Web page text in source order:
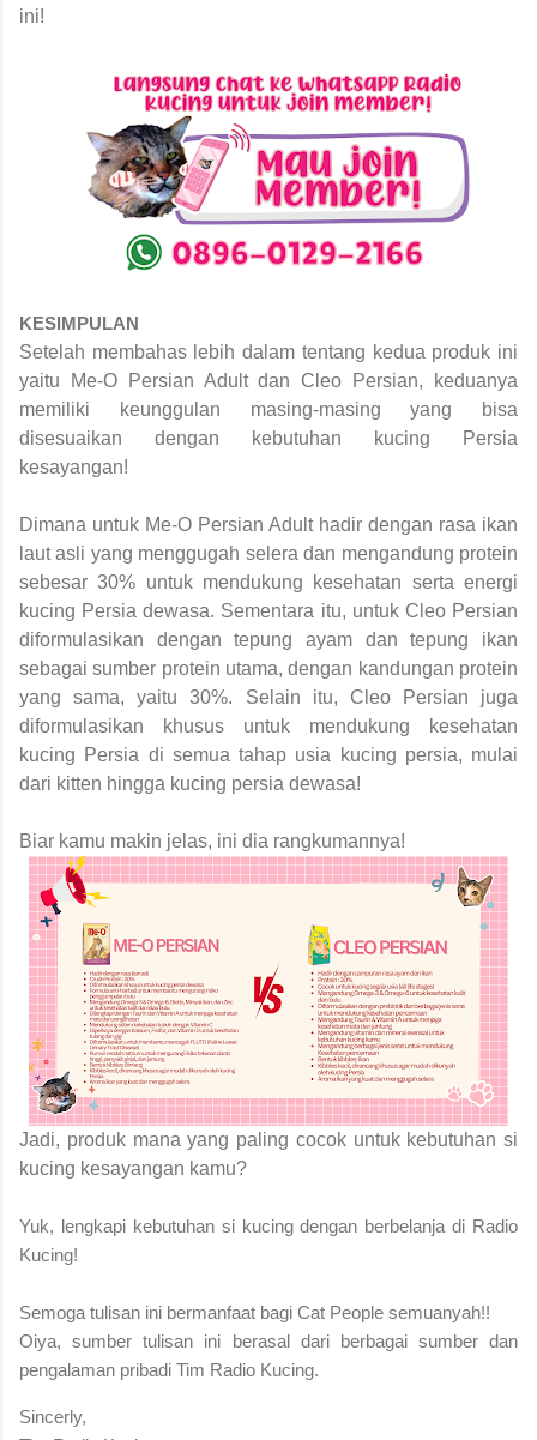
ini!
KESIMPULAN
Setelah membahas lebih dalam tentang kedua produk ini
yaitu Me-O Persian Adult dan Cleo Persian, keduanya
memiliki keunggulan masing-masing yang bisa
disesuaikan dengan kebutuhan kucing Persia
kesayangan!
Dimana untuk Me-O Persian Adult hadir dengan rasa ikan
laut asli yang menggugah selera dan mengandung protein
sebesar 30% untuk mendukung kesehatan serta energi
kucing Persia dewasa. Sementara itu, untuk Cleo Persian
diformulasikan dengan tepung ayam dan tepung ikan
sebagai sumber protein utama, dengan kandungan protein
yang sama, yaitu 30%. Selain itu, Cleo Persian juga
diformulasikan khusus untuk mendukung kesehatan
kucing Persia di semua tahap usia kucing persia, mulai
dari kitten hingga kucing persia dewasa!
Biar kamu makin jelas, ini dia rangkumannya!
Jadi, produk mana yang paling cocok untuk kebutuhan si
kucing kesayangan kamu?
Yuk, lengkapi kebutuhan si kucing dengan berbelanja di Radio
Kucing!
Semoga tulisan ini bermanfaat bagi Cat People semuanyah!!
Oiya, sumber tulisan ini berasal dari berbagai sumber dan
pengalaman pribadi Tim Radio Kucing.
Sincerly,